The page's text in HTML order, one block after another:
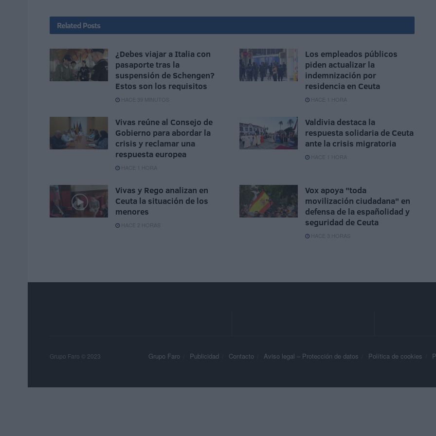
Related Posts
¿Debes viajar a Italia con
pasaporte tras la
suspensión de Schengen?
Estos son los requisitos
HACE 39 MINUTOS
Los empleados públicos
piden actualizar la
indemnización por
residencia en Ceuta
HACE 1 HORA
Vivas reúne al Consejo de
Gobierno para abordar la
crisis y reclamar una
respuesta europea
HACE 1 HORA
Valdivia destaca la
respuesta solidaria de Ceuta
ante la crisis migratoria
HACE 1 HORA
Vivas y Rego analizan en
Ceuta la situación de los
menores
HACE 2 HORAS
Vox apoya "toda
movilización ciudadana" en
defensa de la españolidad y
seguridad de Ceuta
HACE 3 HORAS
Grupo Faro Publicidad Contacto Aviso legal – Protección de datos Política de cookies
Grupo Faro © 2023